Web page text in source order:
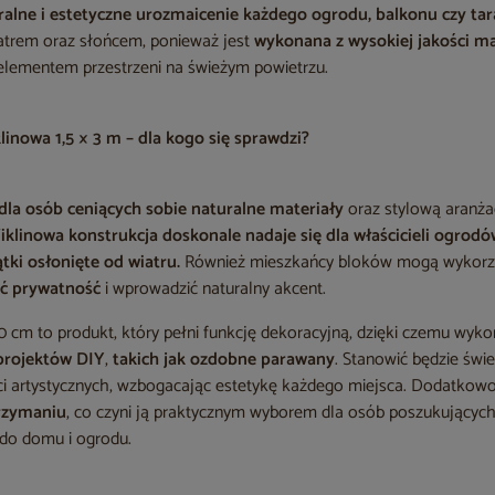
i estetyczne urozmaicenie każdego ogrodu, balkonu czy
oraz słońcem, ponieważ jestwykonana z wysokiej jakości
przestrzeni na świeżym powietrzu.
1,5 × 3 m – dla kogo się sprawdzi?
osób ceniących sobie naturalne materiałyoraz stylową
konstrukcja doskonale nadaje się dla właścicieli
osłonięte od wiatru.Również mieszkańcy bloków mogą
prywatnośći wprowadzić naturalny akcent.
cm to produkt, który pełni funkcję dekoracyjną, dzięki czemu
DIY,takich jak ozdobne parawany. Stanowić będzie
artystycznych, wzbogacając estetykę każdego miejsca.
, co czyni ją praktycznym wyborem dla osób
domu i ogrodu.